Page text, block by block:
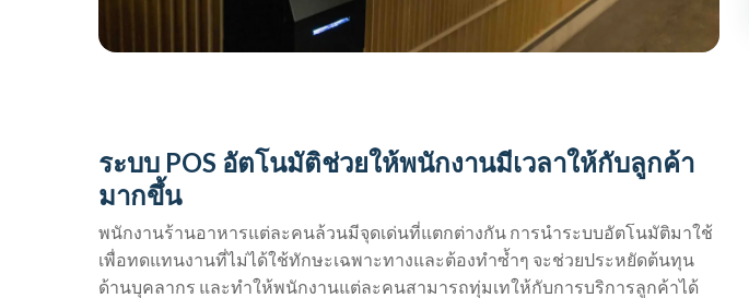
ระบบ POS อัตโนมัติช่วยให้พนักงานมีเวลาให้กับลูกค้า
มากขึ้น
พนักงานร้านอาหารแต่ละคนล้วนมีจุดเด่นที่แตกต่างกัน การนำระบบอัตโนมัติมาใช้
เพื่อทดแทนงานที่ไม่ได้ใช้ทักษะเฉพาะทางและต้องทำซ้ำๆ จะช่วยประหยัดต้นทุน
ด้านบุคลากร และทำให้พนักงานแต่ละคนสามารถทุ่มเทให้กับการบริการลูกค้าได้